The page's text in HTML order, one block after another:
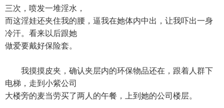
三次，喷发一堆淫水，
而这淫娃还夹住我的腰，逼我在她体内中出，让我吓出一身
冷汗。看来以后跟她
做爱要戴好保险套。
我摸摸皮夹，确认夹层内的环保物品还在，跟着人群下
电梯，走到小紫公司
大楼旁的麦当劳买了两人的午餐，上到她的公司楼层。